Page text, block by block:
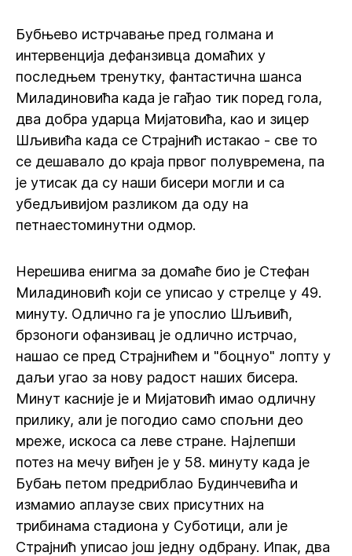
Бубњево истрчавање пред голмана и
интервенција дефанзивца домаћих у
последњем тренутку, фантастична шанса
Миладиновића када је гађао тик поред гола,
два добра ударца Мијатовића, као и зицер
Шљивића када се Страјнић истакао - све то
се дешавало до краја првог полувремена, па
је утисак да су наши бисери могли и са
убедљивијом разликом да оду на
петнаестоминутни одмор.
Нерешива енигма за домаће био је Стефан
Миладиновић који се уписао у стрелце у 49.
минуту. Одлично га је упослио Шљивић,
брзоноги офанзивац је одлично истрчао,
нашао се пред Страјнићем и "боцнуо" лопту у
даљи угао за нову радост наших бисера.
Минут касније је и Мијатовић имао одличну
прилику, али је погодио само спољни део
мреже, искоса са леве стране. Најлепши
потез на мечу виђен је у 58. минуту када је
Бубањ петом предриблао Будинчевића и
измамио аплаузе свих присутних на
трибинама стадиона у Суботици, али је
Страјнић уписао још једну одбрану. Ипак, два